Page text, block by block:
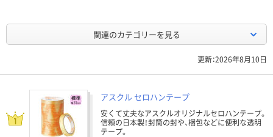
関連のカテゴリーを見る
更新：2026年8月10日
アスクル セロハンテープ
安くて丈夫なアスクルオリジナルセロハンテープ。
信頼の日本製！封筒の封や、梱包などに便利な透明
テープ。